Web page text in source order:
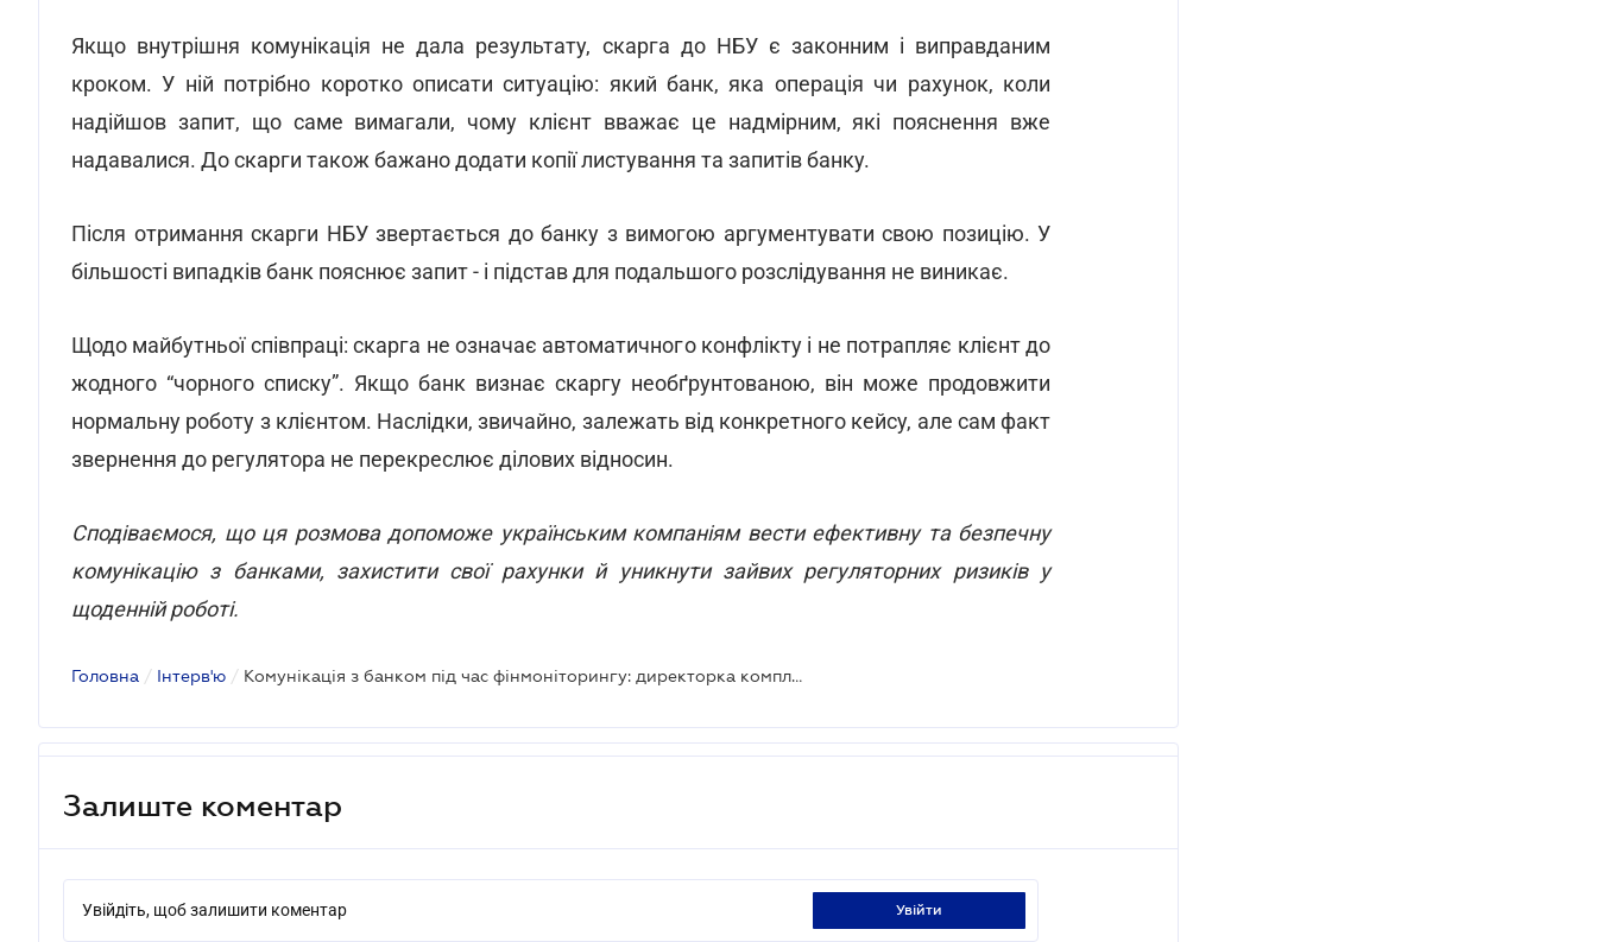
Якщо внутрішня комунікація не дала результату, скарга до НБУ є законним і виправданим
кроком. У ній потрібно коротко описати ситуацію: який банк, яка операція чи рахунок, коли
надійшов запит, що саме вимагали, чому клієнт вважає це надмірним, які пояснення вже
надавалися. До скарги також бажано додати копії листування та запитів банку.
Після отримання скарги НБУ звертається до банку з вимогою аргументувати свою позицію. У
більшості випадків банк пояснює запит - і підстав для подальшого розслідування не виникає.
Щодо майбутньої співпраці: скарга не означає автоматичного конфлікту і не потрапляє клієнт до
жодного “чорного списку”. Якщо банк визнає скаргу необґрунтованою, він може продовжити
нормальну роботу з клієнтом. Наслідки, звичайно, залежать від конкретного кейсу, але сам факт
звернення до регулятора не перекреслює ділових відносин.
Сподіваємося, що ця розмова допоможе українським компаніям вести ефективну та безпечну
комунікацію з банками, захистити свої рахунки й уникнути зайвих регуляторних ризиків у
щоденній роботі.
Головна / Інтерв'ю / Комунікація з банком під час фінмоніторингу: директорка комплаєнс OTP Bank відповідає на гострі запитання бізнесу
Залиште коментар
Увійдіть, щоб залишити коментар увійти